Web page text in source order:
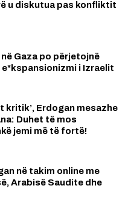
u diskutua pas konfliktit
Gaza po përjetojnë
i Izraelit
kritik’, Erdogan mesazhe
Duhet të mos
jemi më të fortë!
në takim online me
Arabisë Saudite dhe